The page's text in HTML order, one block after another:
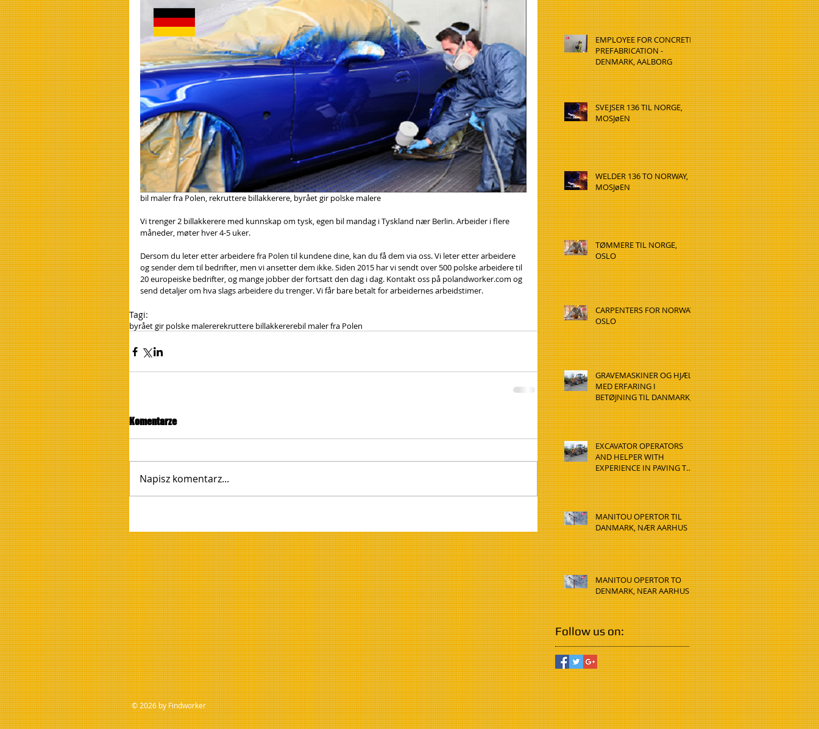
bil maler fra Polen, rekruttere billakkerere, byrået gir polske malere
Vi trenger 2 billakkerere med kunnskap om tysk, egen bil mandag i Tyskland nær Berlin. Arbeider i flere
måneder, møter hver 4-5 uker.
Dersom du leter etter arbeidere fra Polen til kundene dine, kan du få dem via oss. Vi leter etter arbeidere
og sender dem til bedrifter, men vi ansetter dem ikke. Siden 2015 har vi sendt over 500 polske arbeidere til
20 europeiske bedrifter, og mange jobber der fortsatt den dag i dag. Kontakt oss på polandworker.com og
send detaljer om hva slags arbeidere du trenger. Vi får bare betalt for arbeidernes arbeidstimer.
Tagi:
byrået gir polske malererekruttere billakkererebil maler fra Polen
Komentarze
Napisz komentarz...
EMPLOYEE FOR CONCRETE
PREFABRICATION -
DENMARK, AALBORG
SVEJSER 136 TIL NORGE,
MOSJøEN
WELDER 136 TO NORWAY,
MOSJøEN
TØMMERE TIL NORGE,
OSLO
CARPENTERS FOR NORWAY,
OSLO
GRAVEMASKINER OG HJÆLP
MED ERFARING I
BETØJNING TIL DANMARK,
HADSTEN
EXCAVATOR OPERATORS
AND HELPER WITH
EXPERIENCE IN PAVING TO
DENMARK, HADSTEN
MANITOU OPERTOR TIL
DANMARK, NÆR AARHUS
MANITOU OPERTOR TO
DENMARK, NEAR AARHUS
Follow us on:
© 2026 by Findworker